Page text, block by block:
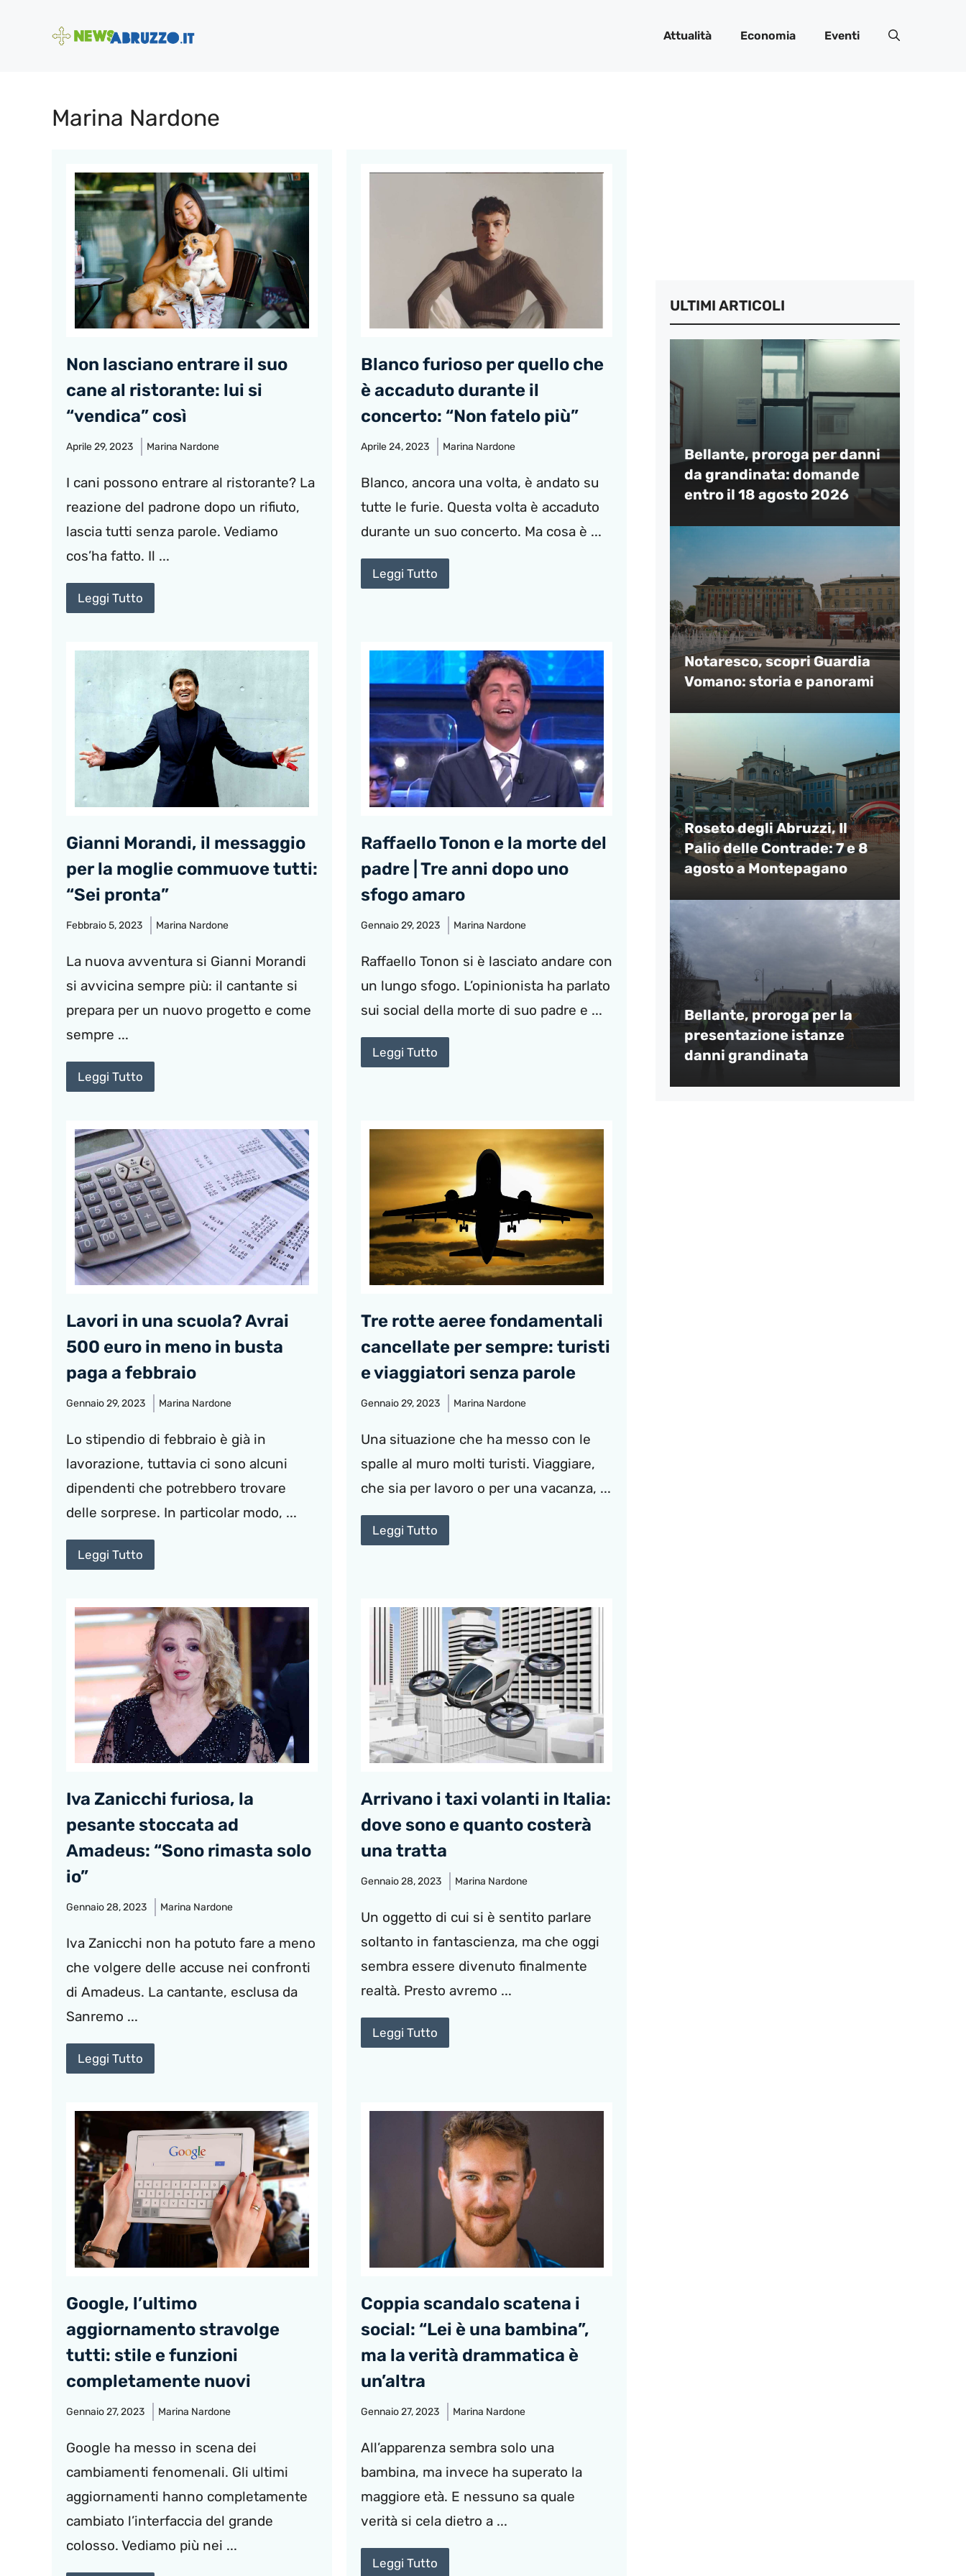
Attualità Economia Eventi
Marina Nardone
Non lasciano entrare il suo
cane al ristorante: lui si
“vendica” così
Aprile 29, 2023 Marina Nardone
I cani possono entrare al ristorante? La
reazione del padrone dopo un rifiuto,
lascia tutti senza parole. Vediamo
cos’ha fatto. Il ...
Leggi Tutto
Blanco furioso per quello che
è accaduto durante il
concerto: “Non fatelo più”
Aprile 24, 2023 Marina Nardone
Blanco, ancora una volta, è andato su
tutte le furie. Questa volta è accaduto
durante un suo concerto. Ma cosa è ...
Leggi Tutto
Gianni Morandi, il messaggio
per la moglie commuove tutti:
“Sei pronta”
Febbraio 5, 2023 Marina Nardone
La nuova avventura si Gianni Morandi
si avvicina sempre più: il cantante si
prepara per un nuovo progetto e come
sempre ...
Leggi Tutto
Raffaello Tonon e la morte del
padre | Tre anni dopo uno
sfogo amaro
Gennaio 29, 2023 Marina Nardone
Raffaello Tonon si è lasciato andare con
un lungo sfogo. L’opinionista ha parlato
sui social della morte di suo padre e ...
Leggi Tutto
Lavori in una scuola? Avrai
500 euro in meno in busta
paga a febbraio
Gennaio 29, 2023 Marina Nardone
Lo stipendio di febbraio è già in
lavorazione, tuttavia ci sono alcuni
dipendenti che potrebbero trovare
delle sorprese. In particolar modo, ...
Leggi Tutto
Tre rotte aeree fondamentali
cancellate per sempre: turisti
e viaggiatori senza parole
Gennaio 29, 2023 Marina Nardone
Una situazione che ha messo con le
spalle al muro molti turisti. Viaggiare,
che sia per lavoro o per una vacanza, ...
Leggi Tutto
Iva Zanicchi furiosa, la
pesante stoccata ad
Amadeus: “Sono rimasta solo
io”
Gennaio 28, 2023 Marina Nardone
Iva Zanicchi non ha potuto fare a meno
che volgere delle accuse nei confronti
di Amadeus. La cantante, esclusa da
Sanremo ...
Leggi Tutto
Arrivano i taxi volanti in Italia:
dove sono e quanto costerà
una tratta
Gennaio 28, 2023 Marina Nardone
Un oggetto di cui si è sentito parlare
soltanto in fantascienza, ma che oggi
sembra essere divenuto finalmente
realtà. Presto avremo ...
Leggi Tutto
Google, l’ultimo
aggiornamento stravolge
tutti: stile e funzioni
completamente nuovi
Gennaio 27, 2023 Marina Nardone
Google ha messo in scena dei
cambiamenti fenomenali. Gli ultimi
aggiornamenti hanno completamente
cambiato l’interfaccia del grande
colosso. Vediamo più nei ...
Coppia scandalo scatena i
social: “Lei è una bambina”,
ma la verità drammatica è
un’altra
Gennaio 27, 2023 Marina Nardone
All’apparenza sembra solo una
bambina, ma invece ha superato la
maggiore età. E nessuno sa quale
verità si cela dietro a ...
Leggi Tutto
ULTIMI ARTICOLI
Bellante, proroga per danni
da grandinata: domande
entro il 18 agosto 2026
Notaresco, scopri Guardia
Vomano: storia e panorami
Roseto degli Abruzzi, Il
Palio delle Contrade: 7 e 8
agosto a Montepagano
Bellante, proroga per la
presentazione istanze
danni grandinata